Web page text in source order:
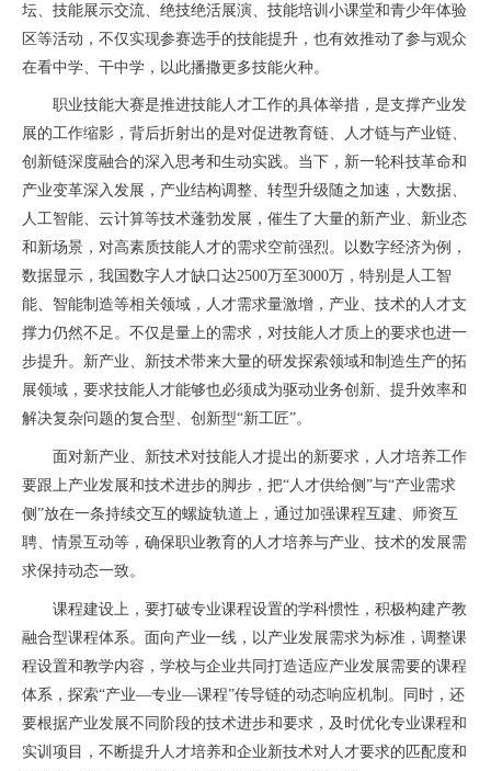
坛、技能展示交流、绝技绝活展演、技能培训小课堂和青少年体验
区等活动，不仅实现参赛选手的技能提升，也有效推动了参与观众
在看中学、干中学，以此播撒更多技能火种。
职业技能大赛是推进技能人才工作的具体举措，是支撑产业发
展的工作缩影，背后折射出的是对促进教育链、人才链与产业链、
创新链深度融合的深入思考和生动实践。当下，新一轮科技革命和
产业变革深入发展，产业结构调整、转型升级随之加速，大数据、
人工智能、云计算等技术蓬勃发展，催生了大量的新产业、新业态
和新场景，对高素质技能人才的需求空前强烈。以数字经济为例，
数据显示，我国数字人才缺口达2500万至3000万，特别是人工智
能、智能制造等相关领域，人才需求量激增，产业、技术的人才支
撑力仍然不足。不仅是量上的需求，对技能人才质上的要求也进一
步提升。新产业、新技术带来大量的研发探索领域和制造生产的拓
展领域，要求技能人才能够也必须成为驱动业务创新、提升效率和
解决复杂问题的复合型、创新型“新工匠”。
面对新产业、新技术对技能人才提出的新要求，人才培养工作
要跟上产业发展和技术进步的脚步，把“人才供给侧”与“产业需求
侧”放在一条持续交互的螺旋轨道上，通过加强课程互建、师资互
聘、情景互动等，确保职业教育的人才培养与产业、技术的发展需
求保持动态一致。
课程建设上，要打破专业课程设置的学科惯性，积极构建产教
融合型课程体系。面向产业一线，以产业发展需求为标准，调整课
程设置和教学内容，学校与企业共同打造适应产业发展需要的课程
体系，探索“产业—专业—课程”传导链的动态响应机制。同时，还
要根据产业发展不同阶段的技术进步和要求，及时优化专业课程和
实训项目，不断提升人才培养和企业新技术对人才要求的匹配度和